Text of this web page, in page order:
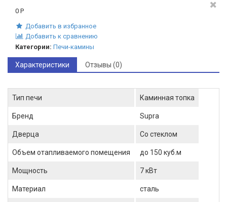
0 Р
Добавить в избранное
Добавить к сравнению
Категории: Печи-камины
Характеристики Отзывы (0)
Тип печи Каминная топка
Бренд Supra
Дверца Со стеклом
Объем отапливаемого помещения до 150 куб.м
Мощность 7 кВт
Материал сталь